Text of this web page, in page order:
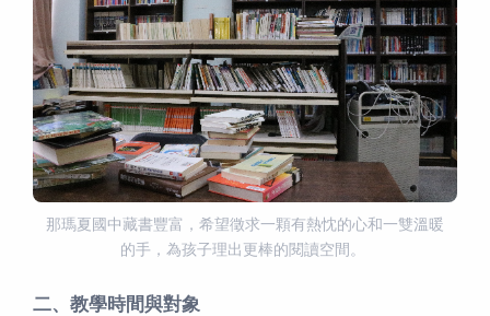
那瑪夏國中藏書豐富，希望徵求一顆有熱忱的心和一雙溫暖
的手，為孩子理出更棒的閱讀空間。
二、教學時間與對象